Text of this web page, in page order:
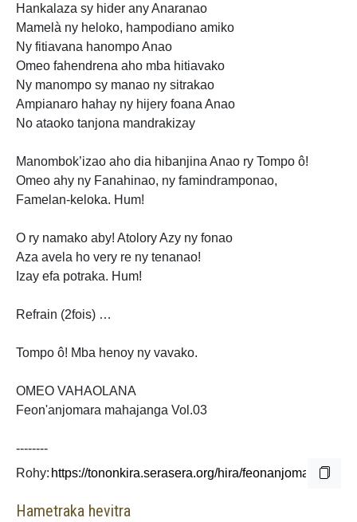
Hankalaza sy hider any Anaranao
Mamelà ny heloko, hampodiano amiko
Ny fitiavana hanompo Anao
Omeo fahendrena aho mba hitiavako
Ny manompo sy manao ny sitrakao
Ampianaro hahay ny hijery foana Anao
No ataoko tanjona mandrakizay
Manombok’izao aho dia hibanjina Anao ry Tompo ô!
Omeo ahy ny Fanahinao, ny famindramponao,
Famelan-keloka. Hum!
O ry namako aby! Atolory Azy ny fonao
Aza avela ho very re ny tenanao!
Izay efa potraka. Hum!
Refrain (2fois) …
Tompo ô! Mba henoy ny vavako.
OMEO VAHAOLANA
Feon'anjomara mahajanga Vol.03
--------
Rohy:
Hametraka hevitra